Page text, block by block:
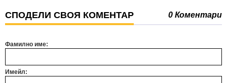
СПОДЕЛИ СВОЯ КОМЕНТАР 0 Коментари
Фамилно име:
Имейл: